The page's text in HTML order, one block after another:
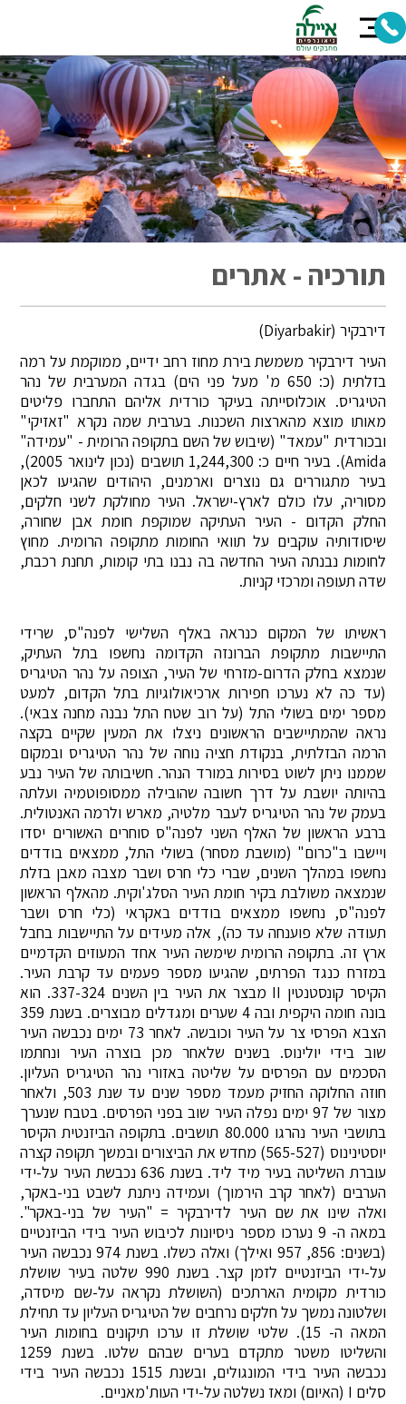
תורכיה - אתרים
דירבקיר (Diyarbakir)
העיר דירבקיר משמשת בירת מחוז רחב ידיים, ממוקמת על רמה
בזלתית (כ: 650 מ' מעל פני הים) בגדה המערבית של נהר
הטיגריס. אוכלוסייתה בעיקר כורדית אליהם התחברו פליטים
מאותו מוצא מהארצות השכנות. בערבית שמה נקרא "זאזיקי"
ובכורדית "עמאד" (שיבוש של השם בתקופה הרומית - "עמידה"
Amida). בעיר חיים כ: 1,244,300 תושבים (נכון לינואר 2005),
בעיר מתגוררים גם נוצרים וארמנים, היהודים שהגיעו לכאן
מסוריה, עלו כולם לארץ-ישראל. העיר מחולקת לשני חלקים,
החלק הקדום - העיר העתיקה שמוקפת חומת אבן שחורה,
שיסודותיה עוקבים על תוואי החומות מתקופה הרומית. מחוץ
לחומות נבנתה העיר החדשה בה נבנו בתי קומות, תחנת רכבת,
שדה תעופה ומרכזי קניות.
ראשיתו של המקום כנראה באלף השלישי לפנה"ס, שרידי
התיישבות מתקופת הברונזה הקדומה נחשפו בתל העתיק,
שנמצא בחלק הדרום-מזרחי של העיר, הצופה על נהר הטיגריס
(עד כה לא נערכו חפירות ארכיאולוגיות בתל הקדום, למעט
מספר ימים בשולי התל (על רוב שטח התל נבנה מחנה צבאי).
נראה שהמתיישבים הראשונים ניצלו את המעין שקיים בקצה
הרמה הבזלתית, בנקודת חציה נוחה של נהר הטיגריס ובמקום
שממנו ניתן לשוט בסירות במורד הנהר. חשיבותה של העיר נבע
בהיותה יושבת על דרך חשובה שהובילה ממסופוטמיה ועלתה
בעמק של נהר הטיגריס לעבר מלטיה, מארש ולרמה האנטולית.
ברבע הראשון של האלף השני לפנה"ס סוחרים האשורים יסדו
ויישבו ב"כרום" (מושבת מסחר) בשולי התל, ממצאים בודדים
נחשפו במהלך השנים, שברי כלי חרס ושבר מצבה מאבן בזלת
שנמצאה משולבת בקיר חומת העיר הסלג'וקית. מהאלף הראשון
לפנה"ס, נחשפו ממצאים בודדים באקראי (כלי חרס ושבר
תעודה שלא פוענחה עד כה), אלה מעידים על התיישבות בחבל
ארץ זה. בתקופה הרומית שימשה העיר אחד המעוזים הקדמיים
במזרח כנגד הפרתים, שהגיעו מספר פעמים עד קרבת העיר.
הקיסר קונסטנטין II מבצר את העיר בין השנים 337-324. הוא
בונה חומה היקפית ובה 4 שערים ומגדלים מבוצרים. בשנת 359
הצבא הפרסי צר על העיר וכובשה. לאחר 73 ימים נכבשה העיר
שוב בידי יולינוס. בשנים שלאחר מכן בוצרה העיר ונחתמו
הסכמים עם הפרסים על שליטה באזורי נהר הטיגריס העליון.
חוזה החלוקה החזיק מעמד מספר שנים עד שנת 503, ולאחר
מצור של 97 ימים נפלה העיר שוב בפני הפרסים. בטבח שנערך
בתושבי העיר נהרגו 80.000 תושבים. בתקופה הביזנטית הקיסר
יוסטינינוס (565-527) מחדש את הביצורים ובמשך תקופה קצרה
עוברת השליטה בעיר מיד ליד. בשנת 636 נכבשת העיר על-ידי
הערבים (לאחר קרב הירמוך) ועמידה ניתנת לשבט בני-באקר,
ואלה שינו את שם העיר לדירבקיר = "העיר של בני-באקר".
במאה ה- 9 נערכו מספר ניסיונות לכיבוש העיר בידי הביזנטיים
(בשנים: 856, 957 ואילך) ואלה כשלו. בשנת 974 נכבשה העיר
על-ידי הביזנטיים לזמן קצר. בשנת 990 שלטה בעיר שושלת
כורדית מקומית הארתכים (השושלת נקראה על-שם מיסדה,
ושלטונה נמשך על חלקים נרחבים של הטיגריס העליון עד תחילת
המאה ה- 15). שלטי שושלת זו ערכו תיקונים בחומות העיר
והשליטו משטר מתקדם בערים שבהם שלטו. בשנת 1259
נכבשה העיר בידי המונגולים, ובשנת 1515 נכבשה העיר בידי
סלים I (האיום) ומאז נשלטה על-ידי העות'מאניים.